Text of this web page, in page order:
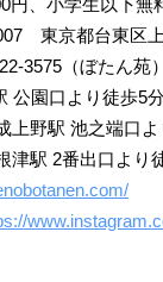
円、小学生以下無
東京都台東区上
（ぼたん苑）
公園口より徒歩5
駅 池之端口よ
2番出口より